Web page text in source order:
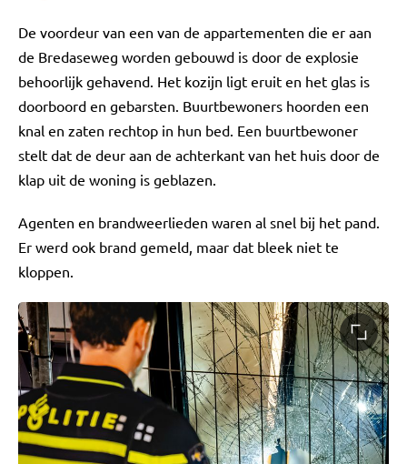
De voordeur van een van de appartementen die er aan
de Bredaseweg worden gebouwd is door de explosie
behoorlijk gehavend. Het kozijn ligt eruit en het glas is
doorboord en gebarsten. Buurtbewoners hoorden een
knal en zaten rechtop in hun bed. Een buurtbewoner
stelt dat de deur aan de achterkant van het huis door de
klap uit de woning is geblazen.
Agenten en brandweerlieden waren al snel bij het pand.
Er werd ook brand gemeld, maar dat bleek niet te
kloppen.